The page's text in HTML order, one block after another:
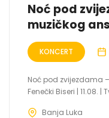
Noć pod
muzičkog
KONCERT
Noć pod zvijezdama
Fenečki Biseri | 11.08. |
Banja Luka